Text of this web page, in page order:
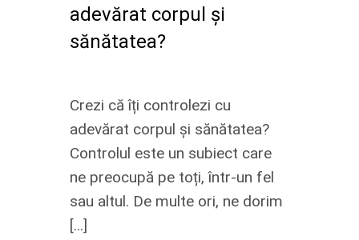
adevărat corpul și
sănătatea?
Crezi că îți controlezi cu
adevărat corpul și sănătatea?
Controlul este un subiect care
ne preocupă pe toți, într-un fel
sau altul. De multe ori, ne dorim
[...]